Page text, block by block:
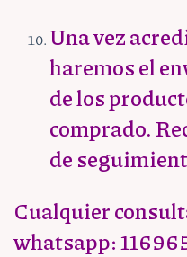
Una vez
haremos el
de los
comprado.
de
Cualquier
whatsapp: